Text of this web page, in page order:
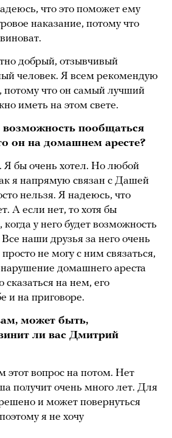
что это поможет ему
наказание, потому что
добрый, отзывчивый
человек. Я всем рекомендую
потому что он самый лучший
иметь на этом свете.
пообщаться
он на домашнем аресте?
Я бы очень хотел. Но любой
я напрямую связан с Дашей
нельзя. Я надеюсь, что
А если нет, то хотя бы
когда у него будет возможность
наши друзья за него очень
не могу с ним связаться,
домашнего ареста
на нем, его
и на приговоре.
может быть,
ли вас Дмитрий
этот вопрос на потом. Нет
получит очень много лет. Для
и может повернуться
я не хочу